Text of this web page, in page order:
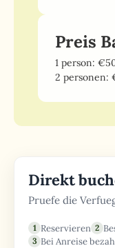
Preis
1 person:
2 personen:
Direkt
Pruefe die
Reservieren
Bei Anreise